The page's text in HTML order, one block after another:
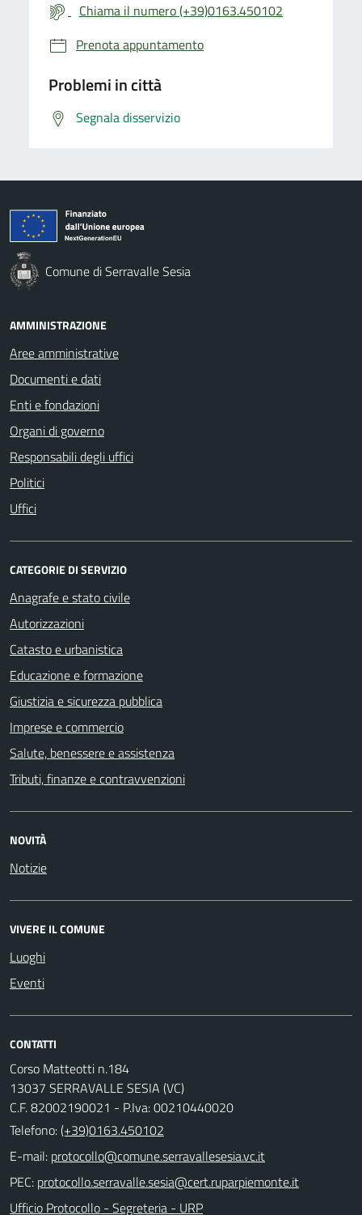
Chiama il numero (+39)0163.450102
Prenota appuntamento
Problemi in città
Segnala disservizio
Comune di Serravalle Sesia
AMMINISTRAZIONE
Aree amministrative
Documenti e dati
Enti e fondazioni
Organi di governo
Responsabili degli uffici
Politici
Uffici
CATEGORIE DI SERVIZIO
Anagrafe e stato civile
Autorizzazioni
Catasto e urbanistica
Educazione e formazione
Giustizia e sicurezza pubblica
Imprese e commercio
Salute, benessere e assistenza
Tributi, finanze e contravvenzioni
NOVITÀ
Notizie
VIVERE IL COMUNE
Luoghi
Eventi
CONTATTI
Corso Matteotti n.184
13037 SERRAVALLE SESIA (VC)
C.F. 82002190021 - P.Iva: 00210440020
Telefono:(+39)0163.450102
E-mail:
PEC:
Ufficio Protocollo - Segreteria - URP